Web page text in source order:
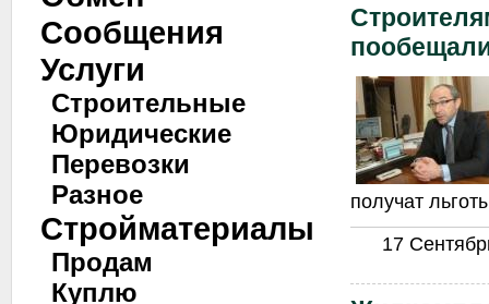
Сообщения
Услуги
Строительные
Юридические
Перевозки
Разное
Стройматериалы
Продам
Куплю
получат
17